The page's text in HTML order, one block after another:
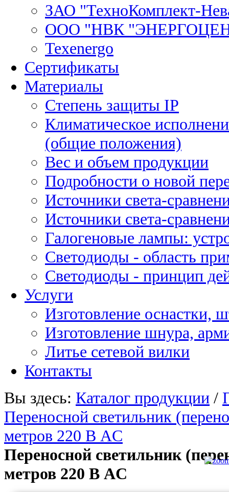
ЗАО "ТехноКомплект-
ООО "НВК
Texenergo
Сертификаты
Материалы
Степень защиты IP
Климатическое
(общие положения)
Вес и объем продукции
Подробности о новой
Источники света-
Источники света-
Галогеновые лампы:
Светодиоды - область
Светодиоды - принцип
Услуги
Изготовление оснастки,
Изготовление шнура,
Литье сетевой вилки
Контакты
Вы здесь: Каталог продукции /
Переносной светильник
метров 220 В AC
Переносной светильник
метров 220 В AC